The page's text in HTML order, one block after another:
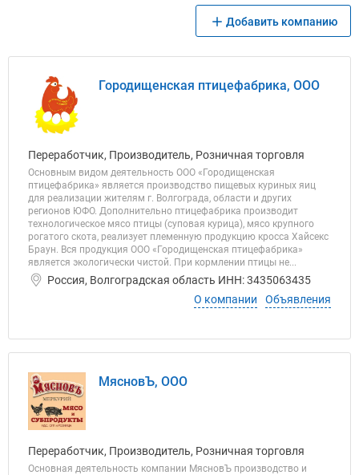
Добавить компанию
Городищенская птицефабрика, ООО
Переработчик, Производитель, Розничная торговля
Основным видом деятельность ООО «Городищенская
птицефабрика» является производство пищевых куриных яиц
для реализации жителям г. Волгограда, области и других
регионов ЮФО. Дополнительно птицефабрика производит
технологическое мясо птицы (суповая курица), мясо крупного
рогатого скота, реализует племенную продукцию кросса Хайсекс
Браун. Вся продукция ООО «Городищенская птицефабрика»
является экологически чистой. При кормлении птицы не...
Россия, Волгоградская область ИНН: 3435063435
О компании
Объявления
МясновЪ, ООО
Переработчик, Производитель, Розничная торговля
Основная деятельность компании МясновЪ производство и